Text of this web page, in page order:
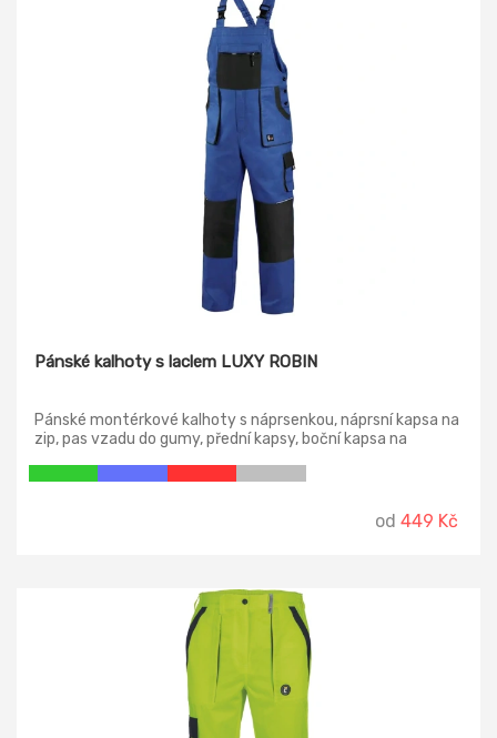
Pánské kalhoty s laclem LUXY ROBIN
Pánské montérkové kalhoty s náprsenkou, náprsní kapsa na
zip, pas vzadu do gumy, přední kapsy, boční kapsa na
od 449 Kč